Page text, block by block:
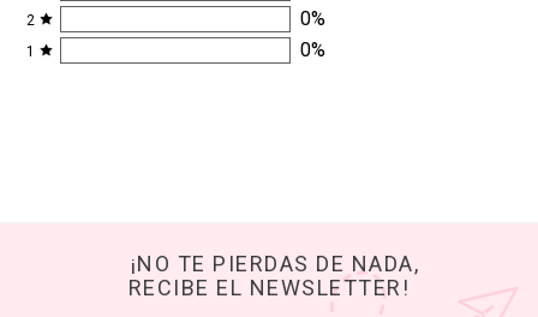
2 0%
1 0%
¡NO TE PIERDAS DE NADA,
RECIBE EL NEWSLETTER!